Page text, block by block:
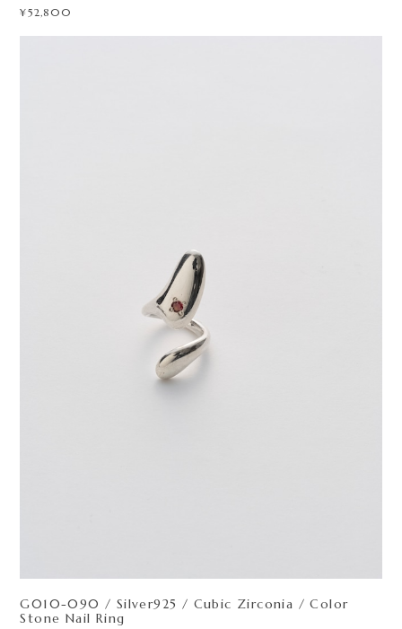
¥52,800
G010-090 / Silver925 / Cubic Zirconia / Color
Stone Nail Ring